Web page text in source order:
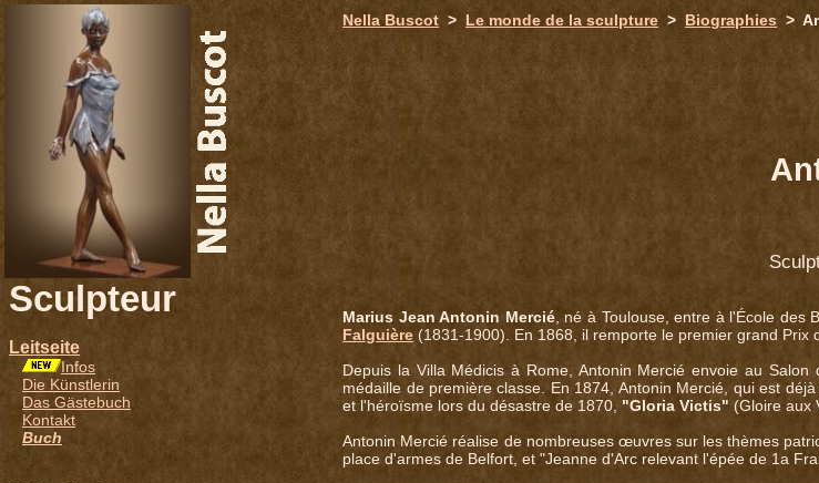
Sculpteur
Leitseite
Infos
Die Künstlerin
Das Gästebuch
Kontakt
Buch
Nella Buscot > Le monde de la sculpture > Biographies >
Marius Jean Antonin Mercié, né à Toulouse, entre à l'École des
Falguière (1831-1900). En 1868, il remporte le premier grand Prix
Depuis la Villa Médicis à Rome, Antonin Mercié envoie au
médaille de première classe. En 1874, Antonin Mercié, qui est
et l'héroïsme lors du désastre de 1870, "Gloria Victis" (Gloire aux
Antonin Mercié réalise de nombreuses œuvres sur les thèmes
place d'armes de Belfort, et "Jeanne d'Arc relevant l'épée de 1a